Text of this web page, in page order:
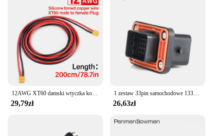
12AWG XT60 damski wtyczka konwersji przewód połączeniowy 300CM przewód silikonowy złącze baterii dla bateria Lipo drona drona
29,79zł
1 zestaw 33pin samochodowe 1332800FB 1332800MB wodoodporne męskie gniazdo wtykowe żeńskie DJ7331-1.5-3.5-11/21 z zaciskami Pisay
26,63zł